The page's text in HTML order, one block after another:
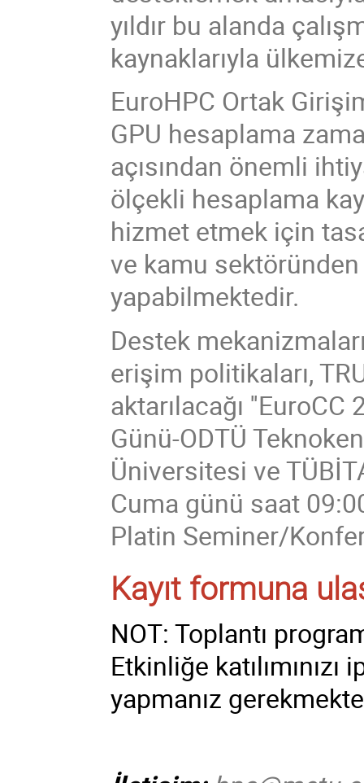
yıldır bu alanda
kaynaklarıyla
EuroHPC Ortak
GPU hesaplama
açısından önemli
ölçekli hesaplama
hizmet etmek için
ve kamu
yapabilmektedir.
Destek
erişim politikaları,
aktarılacağı ''EuroCC
Günü-ODTÜ
Üniversitesi ve
Cuma günü saat
Platin Seminer/
Kayıt formuna
NOT: Toplantı
Etkinliğe
yapmanız